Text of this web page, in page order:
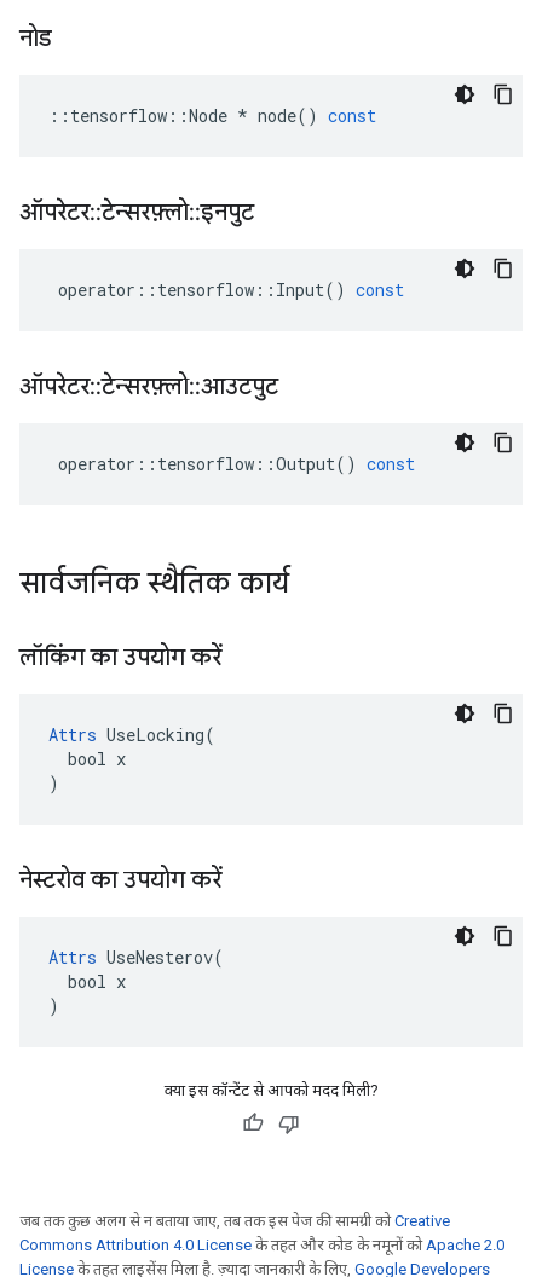
नोड
:: tensorflow ::Node * node() const
ऑपरेटर::टेन्सरफ़्लो::इनपुट
operator :: tensorflow :: Input() const
ऑपरेटर::टेन्सरफ़्लो::आउटपुट
operator :: tensorflow ::Output() const
सार्वजनिक स्थैतिक कार्य
लॉकिंग का उपयोग करें
Attrs UseLocking(
  bool x
)
नेस्टरोव का उपयोग करें
Attrs UseNesterov(
  bool x
)
क्या इस कॉन्टेंट से आपको मदद मिली?
जब तक कुछ अलग से न बताया जाए, तब तक इस पेज की सामग्री कोCreative
Commons Attribution 4.0 License के तहत और कोड के नमूनों कोApache 2.0
License के तहत लाइसेंस मिला है. ज़्यादा जानकारी के लिए, Google Developers